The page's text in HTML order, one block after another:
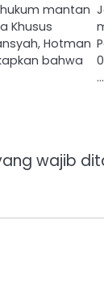
mantan
Khusus
Hotman
bahwa
…
wajib